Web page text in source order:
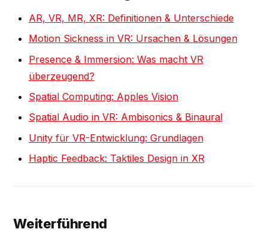
AR, VR, MR, XR: Definitionen & Unterschiede
Motion Sickness in VR: Ursachen & Lösungen
Presence & Immersion: Was macht VR
überzeugend?
Spatial Computing: Apples Vision
Spatial Audio in VR: Ambisonics & Binaural
Unity für VR-Entwicklung: Grundlagen
Haptic Feedback: Taktiles Design in XR
Weiterführend